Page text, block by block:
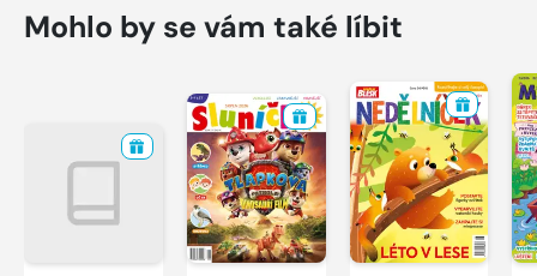
Mohlo by se vám také líbit